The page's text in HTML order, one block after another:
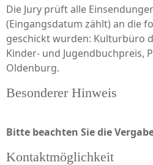
Die Jury prüft alle
(Eingangsdatum zählt) an die
geschickt wurden: Kulturbüro
Kinder- und Jugendbuchpreis,
Oldenburg.
Besonderer Hinweis
Bitte beachten Sie die
Kontaktmöglichkeit